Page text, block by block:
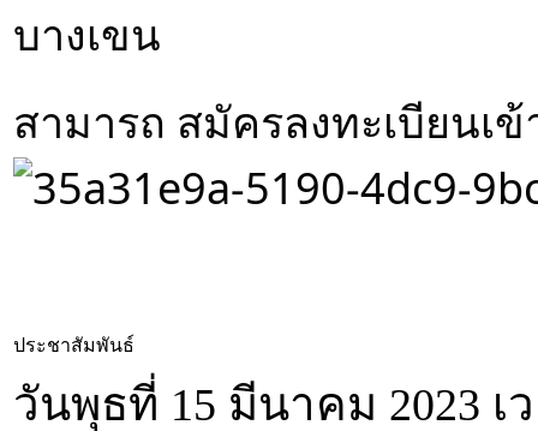
บางเขน
สามารถ สมัครลงทะเบียนเ
ประชาสัมพันธ์
วันพุธที่ 15 มีนาคม 2023 เ